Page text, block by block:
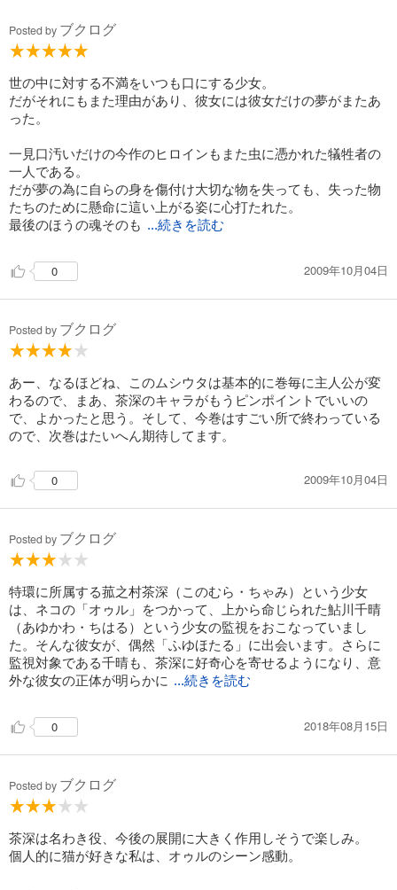
Posted by ブクログ
世の中に対する不満をいつも口にする少女。
だがそれにもまた理由があり、彼女には彼女だけの夢がまたあ
った。
一見口汚いだけの今作のヒロインもまた虫に憑かれた犠牲者の
一人である。
だが夢の為に自らの身を傷付け大切な物を失っても、失った物
たちのために懸命に這い上がる姿に心打たれた。
最後のほうの魂そのも ...続きを読む
0 2009年10月04日
Posted by ブクログ
あー、なるほどね、このムシウタは基本的に巻毎に主人公が変
わるので、まあ、茶深のキャラがもうピンポイントでいいの
で、よかったと思う。そして、今巻はすごい所で終わっている
ので、次巻はたいへん期待してます。
0 2009年10月04日
Posted by ブクログ
特環に所属する菰之村茶深（このむら・ちゃみ）という少女
は、ネコの「オゥル」をつかって、上から命じられた鮎川千晴
（あゆかわ・ちはる）という少女の監視をおこなっていまし
た。そんな彼女が、偶然「ふゆほたる」に出会います。さらに
監視対象である千晴も、茶深に好奇心を寄せるようになり、意
外な彼女の正体が明らかに ...続きを読む
0 2018年08月15日
Posted by ブクログ
茶深は名わき役、今後の展開に大きく作用しそうで楽しみ。
個人的に猫が好きな私は、オゥルのシーン感動。